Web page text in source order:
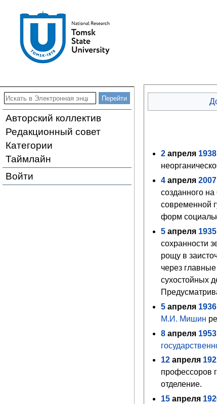
Авторский коллектив
Редакционный совет
Категории
Таймлайн
Войти
2 апреля 1938
4 апреля 2007
созданного на
современной
форм
5 апреля 1935
сохранности
рощув
через
сухостойных
5 апреля 1936
М.И. Мишин
8 апреля 1953
12 апреля
профессоров
отделение.
15 апреля